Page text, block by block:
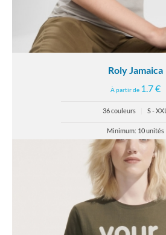
Roly Jamaica
À partir de 1.7 €
36 couleurs S - XXL
Minimum: 10 unités